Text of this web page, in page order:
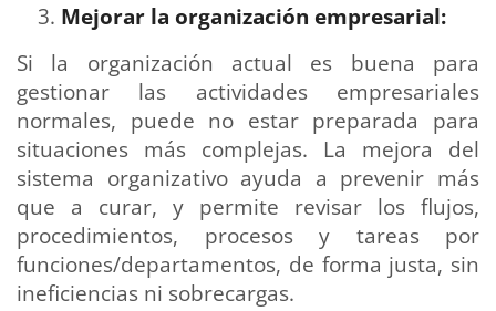
Mejorar la organización empresarial:
Si la organización actual es buena para
gestionar las actividades empresariales
normales, puede no estar preparada para
situaciones más complejas. La mejora del
sistema organizativo ayuda a prevenir más
que a curar, y permite revisar los flujos,
procedimientos, procesos y tareas por
funciones/departamentos, de forma justa, sin
ineficiencias ni sobrecargas.